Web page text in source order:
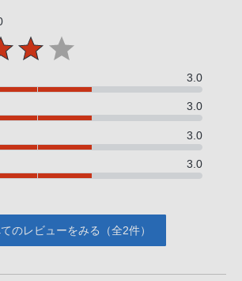
3.0
3.0
3.0
3.0
のレビューをみる（全2件）